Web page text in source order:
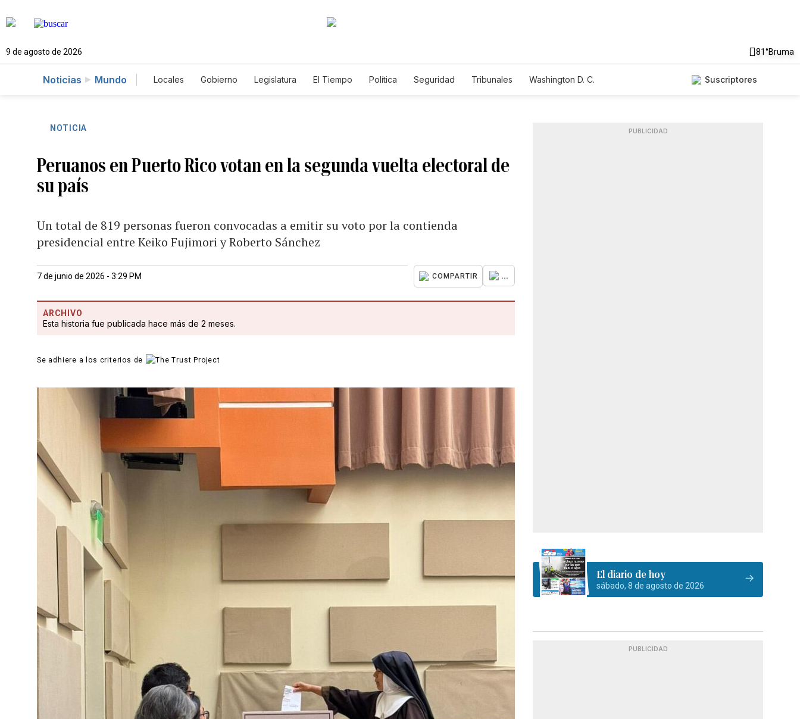
9 de agosto de 2026 81°Bruma
Noticias Mundo Locales Gobierno Legislatura El Tiempo Política Seguridad Tribunales
Washington D. C.
Suscriptores
NOTICIA
Peruanos en Puerto Rico votan en la segunda vuelta electoral de
su país
Un total de 819 personas fueron convocadas a emitir su voto por la contienda
presidencial entre Keiko Fujimori y Roberto Sánchez
7 de junio de 2026 - 3:29 PM COMPARTIR ...
ARCHIVO
Esta historia fue publicada hace más de 2 meses.
Se adhiere a los criterios de
PUBLICIDAD
El diario de hoy
sábado, 8 de agosto de 2026
PUBLICIDAD